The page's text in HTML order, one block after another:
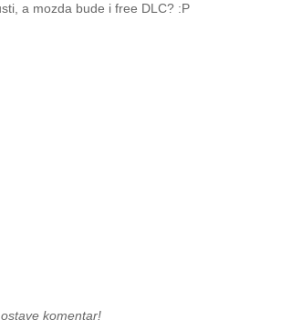
a mozda bude i free DLC? :P
komentar!